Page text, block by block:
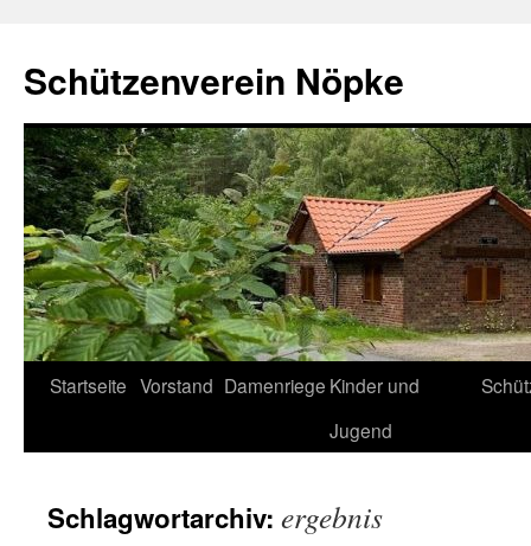
springen
Schützenverein Nöpke
Startseite Vorstand Damenriege Kinder und
Jugend
Schlagwortarchiv: ergebnis